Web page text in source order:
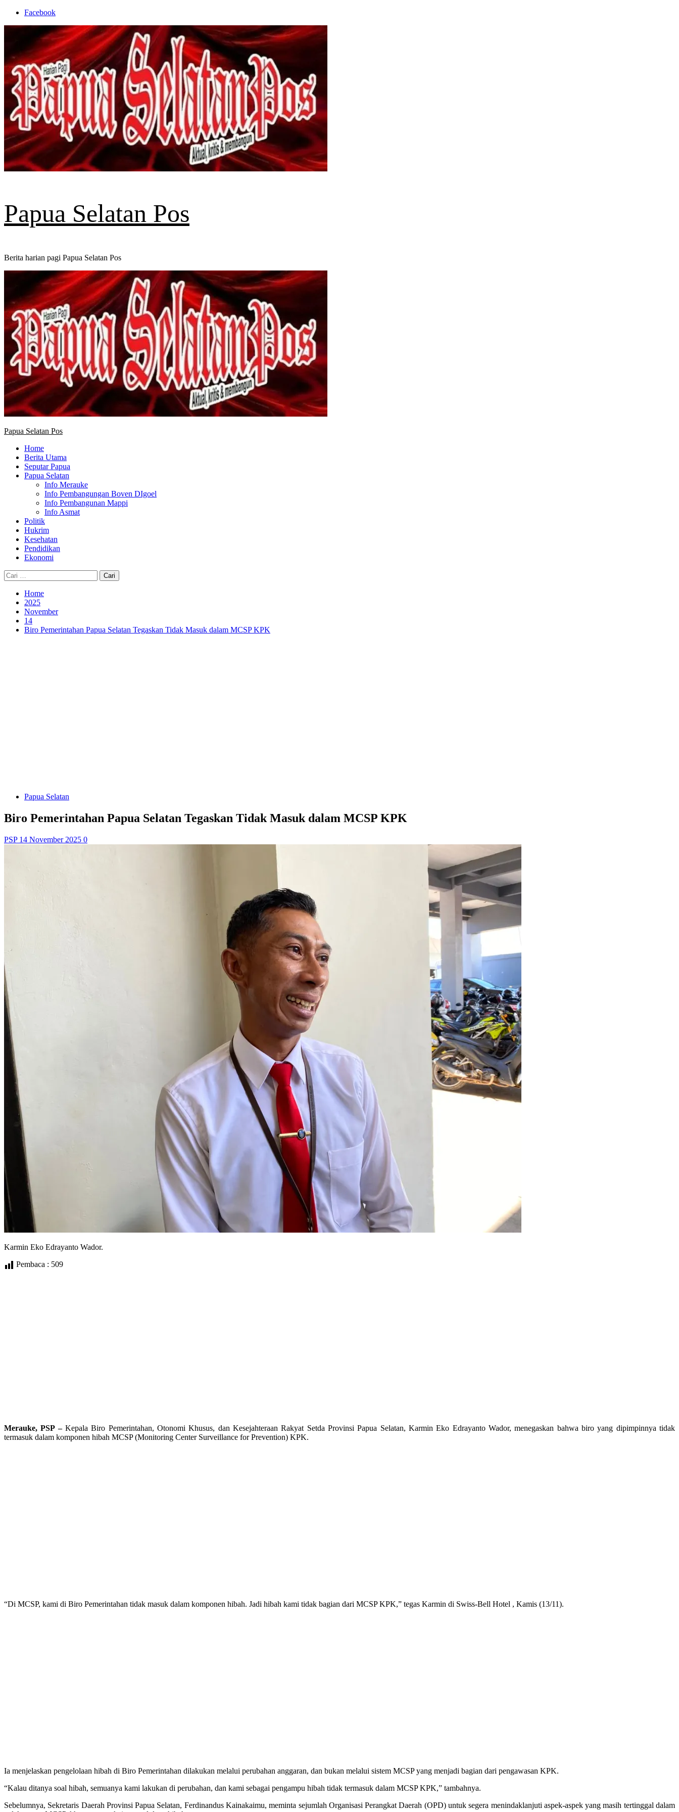
Skip
content
Facebook
Papua Selatan Pos
Berita harian pagi Papua Selatan Pos
Primary
Papua Selatan Pos
Home
Berita Utama
Seputar Papua
Papua Selatan
Info Merauke
Info Pembangungan Boven DIgoel
Info Pembangunan Mappi
Info Asmat
Politik
Hukrim
Kesehatan
Pendidikan
Ekonomi
Cari
untuk:
Home
2025
November
14
Biro Pemerintahan Papua Selatan Tegaskan Tidak Masuk dalam MCSP KPK
Papua Selatan
Biro Pemerintahan Papua Selatan Tegaskan Tidak Masuk dalam MCSP KPK
PSP 14 November 2025 0
Karmin Eko Edrayanto Wador.
Pembaca : 509
Merauke, PSP – Kepala Biro Pemerintahan, Otonomi Khusus, dan Kesejahteraan Rakyat Setda Provinsi Papua Selatan, Karmin Eko Edrayanto Wador, menegaskan bahwa biro yang dipimpinnya tidak
termasuk dalam komponen hibah MCSP (Monitoring Center Surveillance for Prevention) KPK.
“Di MCSP, kami di Biro Pemerintahan tidak masuk dalam komponen hibah. Jadi hibah kami tidak bagian dari MCSP KPK,” tegas Karmin di Swiss-Bell Hotel , Kamis (13/11).
Ia menjelaskan pengelolaan hibah di Biro Pemerintahan dilakukan melalui perubahan anggaran, dan bukan melalui sistem MCSP yang menjadi bagian dari pengawasan KPK.
“Kalau ditanya soal hibah, semuanya kami lakukan di perubahan, dan kami sebagai pengampu hibah tidak termasuk dalam MCSP KPK,” tambahnya.
Sebelumnya, Sekretaris Daerah Provinsi Papua Selatan, Ferdinandus Kainakaimu, meminta sejumlah Organisasi Perangkat Daerah (OPD) untuk segera menindaklanjuti aspek-aspek yang masih tertinggal dalam